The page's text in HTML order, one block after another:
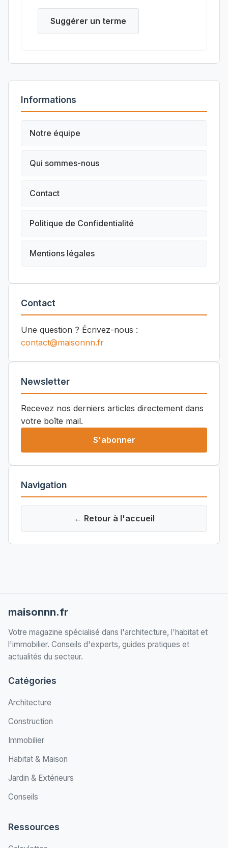
Suggérer un terme
Informations
Notre équipe
Qui sommes-nous
Contact
Politique de Confidentialité
Mentions légales
Contact
Une question ? Écrivez-nous :
contact@maisonnn.fr
Newsletter
Recevez nos derniers articles directement dans
votre boîte mail.
S'abonner
Navigation
← Retour à l'accueil
maisonnn.fr
Votre magazine spécialisé dans l'architecture, l'habitat et
l'immobilier. Conseils d'experts, guides pratiques et
actualités du secteur.
Catégories
Architecture
Construction
Immobilier
Habitat & Maison
Jardin & Extérieurs
Conseils
Ressources